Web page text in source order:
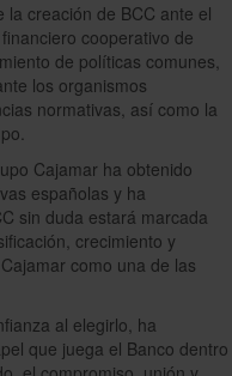
creación de BCC ante el
cooperativo de
de políticas comunes,
los organismos
normativas, así como la
Cajamar ha obtenido
españolas y ha
sin duda estará marcada
crecimiento y
como una de las
al elegirlo, ha
que juega el Banco dentro